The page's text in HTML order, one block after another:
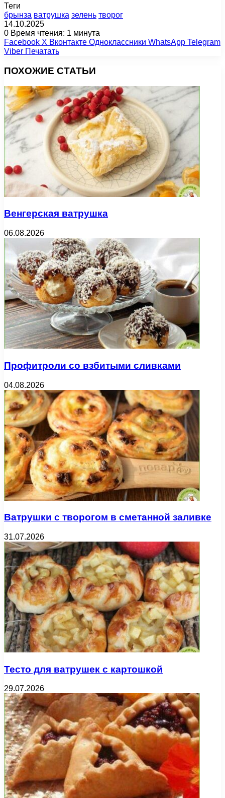
Теги
брынза ватрушка зелень творог
14.10.2025
0 Время чтения: 1 минута
Facebook X Вконтакте Одноклассники WhatsApp Telegram
Viber Печатать
ПОХОЖИЕ СТАТЬИ
Венгерская ватрушка
06.08.2026
Профитроли со взбитыми сливками
04.08.2026
Ватрушки с творогом в сметанной заливке
31.07.2026
Тесто для ватрушек с картошкой
29.07.2026